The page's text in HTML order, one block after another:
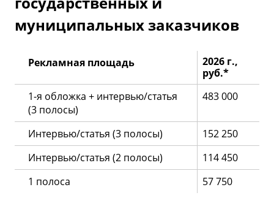
муниципальных заказчиков
Рекламная площадь
2026 г.,
руб.*
1-я обложка + интервью/статья
(3 полосы)
483 000
Интервью/статья (3 полосы)
152 250
Интервью/статья (2 полосы)
114 450
1 полоса
57 750